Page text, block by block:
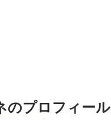
のプロフィール